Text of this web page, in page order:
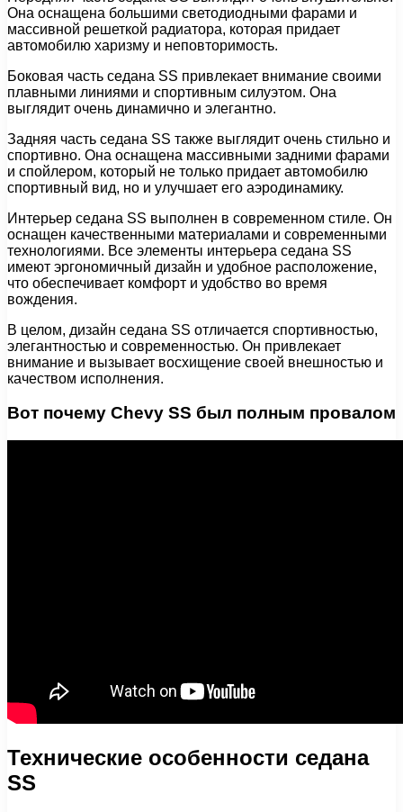
Она оснащена большими светодиодными фарами и
массивной решеткой радиатора, которая придает
автомобилю харизму и неповторимость.
Боковая часть седана SS привлекает внимание своими
плавными линиями и спортивным силуэтом. Она
выглядит очень динамично и элегантно.
Задняя часть седана SS также выглядит очень стильно и
спортивно. Она оснащена массивными задними фарами
и спойлером, который не только придает автомобилю
спортивный вид, но и улучшает его аэродинамику.
Интерьер седана SS выполнен в современном стиле. Он
оснащен качественными материалами и современными
технологиями. Все элементы интерьера седана SS
имеют эргономичный дизайн и удобное расположение,
что обеспечивает комфорт и удобство во время
вождения.
В целом, дизайн седана SS отличается спортивностью,
элегантностью и современностью. Он привлекает
внимание и вызывает восхищение своей внешностью и
качеством исполнения.
Вот почему Chevy SS был полным провалом
Технические особенности седана
SS